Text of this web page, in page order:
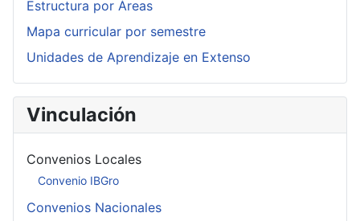
Estructura por Áreas
Mapa curricular por semestre
Unidades de Aprendizaje en Extenso
Vinculación
Convenios Locales
Convenio IBGro
Convenios Nacionales